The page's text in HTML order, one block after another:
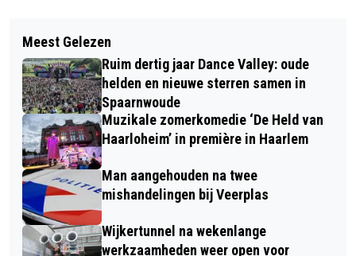
HAARLEM CENTRUM HEEFT DE
FEESTVERLICHTING ALWEER AAN
ACTIE RUST BIJ DE KUST OP STRAND
ZANDVOORT.
Meest Gelezen
Ruim dertig jaar Dance Valley: oude
helden en nieuwe sterren samen in
Spaarnwoude
Muzikale zomerkomedie ‘De Held van
Haarloheim’ in première in Haarlem
Man aangehouden na twee
mishandelingen bij Veerplas
Wijkertunnel na wekenlange
werkzaamheden weer open voor